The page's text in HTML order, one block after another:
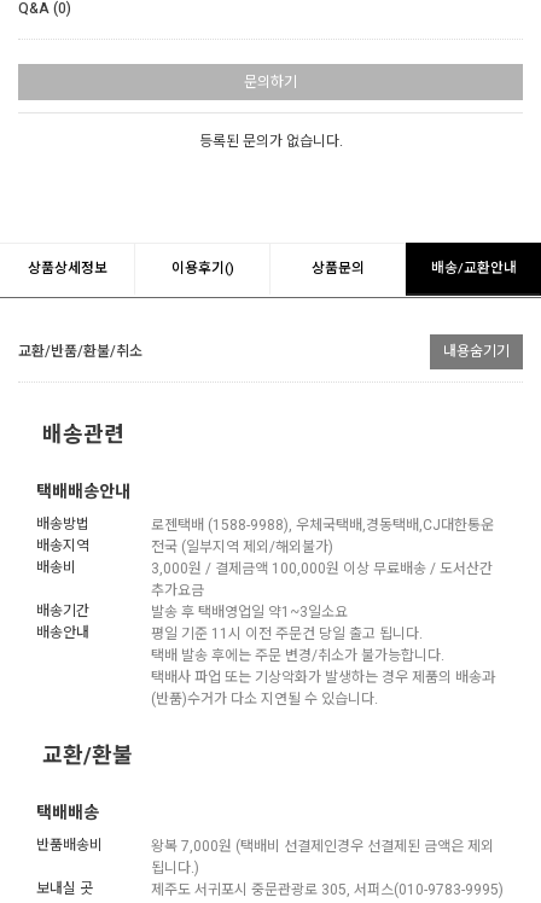
Q&A (0)
문의하기
등록된 문의가 없습니다.
상품상세정보 이용후기() 상품문의 배송/교환안내
교환/반품/환불/취소 내용숨기기
배송관련
택배배송안내
배송방법
로젠택배 (1588-9988), 우체국택배,경동택배,CJ대한통운
배송지역
전국 (일부지역 제외/해외불가)
배송비
3,000원 / 결제금액 100,000원 이상 무료배송 / 도서산간
추가요금
배송기간
발송 후 택배영업일 약1~3일소요
배송안내
평일 기준 11시 이전 주문건 당일 출고 됩니다.
택배 발송 후에는 주문 변경/취소가 불가능합니다.
택배사 파업 또는 기상악화가 발생하는 경우 제품의 배송과
(반품)수거가 다소 지연될 수 있습니다.
교환/환불
택배배송
반품배송비
왕복 7,000원 (택배비 선결제인경우 선결제된 금액은 제외
됩니다.)
보내실 곳
제주도 서귀포시 중문관광로 305, 서퍼스(010-9783-9995)